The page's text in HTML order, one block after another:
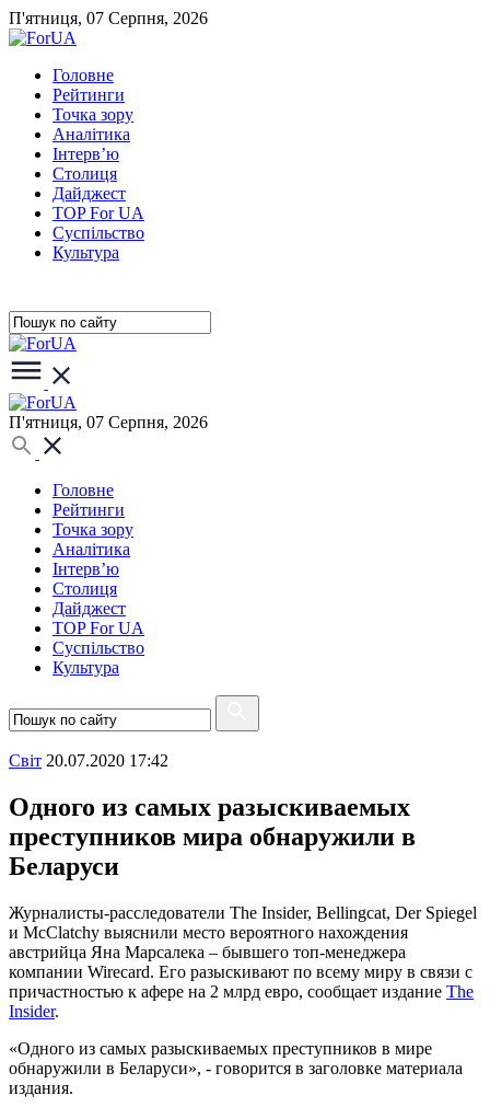
П'ятниця, 07 Серпня, 2026
Головне
Рейтинги
Точка зору
Аналітика
Інтерв’ю
Столиця
Дайджест
TOP For UA
Суспiльство
Культура
П'ятниця, 07 Серпня, 2026
Головне
Рейтинги
Точка зору
Аналітика
Інтерв’ю
Столиця
Дайджест
TOP For UA
Суспiльство
Культура
Свiт 20.07.2020 17:42
Одного из самых разыскиваемых
преступников мира обнаружили в
Беларуси
Журналисты-расследователи The Insider, Bellingcat, Der Spiegel
и McClatchy выяснили место вероятного нахождения
австрийца Яна Марсалека – бывшего топ-менеджера
компании Wirecard. Его разыскивают по всему миру в связи с
причастностью к афере на 2 млрд евро, сообщает издание The
Insider.
«Одного из самых разыскиваемых преступников в мире
обнаружили в Беларуси», - говорится в заголовке материала
издания.